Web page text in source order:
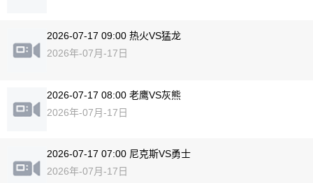
2026-07-17 09:00 热火VS猛龙
2026年-07月-17日
2026-07-17 08:00 老鹰VS灰熊
2026年-07月-17日
2026-07-17 07:00 尼克斯VS勇士
2026年-07月-17日